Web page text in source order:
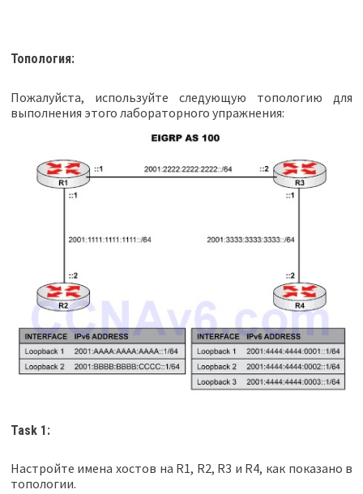
Топология:
Пожалуйста, используйте следующую топологию для
выполнения этого лабораторного упражнения:
Task 1:
Настройте имена хостов на R1, R2, R3 и R4, как показано в
топологии.